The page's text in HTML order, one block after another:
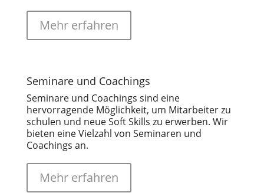
Mehr erfahren
Seminare und Coachings
Seminare und Coachings sind eine
hervorragende Möglichkeit, um Mitarbeiter zu
schulen und neue Soft Skills zu erwerben. Wir
bieten eine Vielzahl von Seminaren und
Coachings an.
Mehr erfahren